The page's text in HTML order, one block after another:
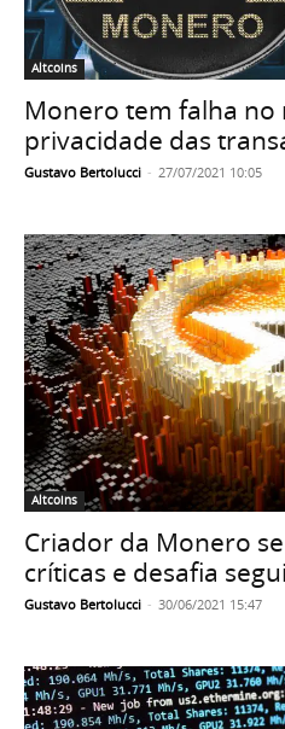
Altcoins
Monero tem falha no
privacidade das
Gustavo Bertolucci - 27/07/2021 10:05
Altcoins
Criador da Monero
críticas e desafia
Gustavo Bertolucci - 30/06/2021 15:47